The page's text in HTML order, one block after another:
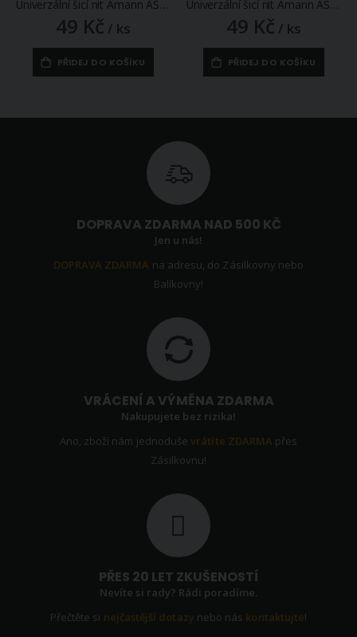
49 Kč / ks
PŘIDEJ DO KOŠÍKU
49 Kč / ks
PŘIDEJ DO KOŠÍKU
DOPRAVA ZDARMA NAD 500 KČ
Jen u nás!
DOPRAVA ZDARMA na adresu, do Zásilkovny nebo
Balíkovny!
VRÁCENÍ A VÝMĚNA ZDARMA
Nakupujete bez rizika!
Ano, zboží nám jednoduševrátíte ZDARMA přes
Zásilkovnu!
PŘES 20 LET ZKUŠENOSTÍ
Nevíte si rady? Rádi poradíme.
Přečtěte si nejčastější dotazy nebo nás kontaktujte!